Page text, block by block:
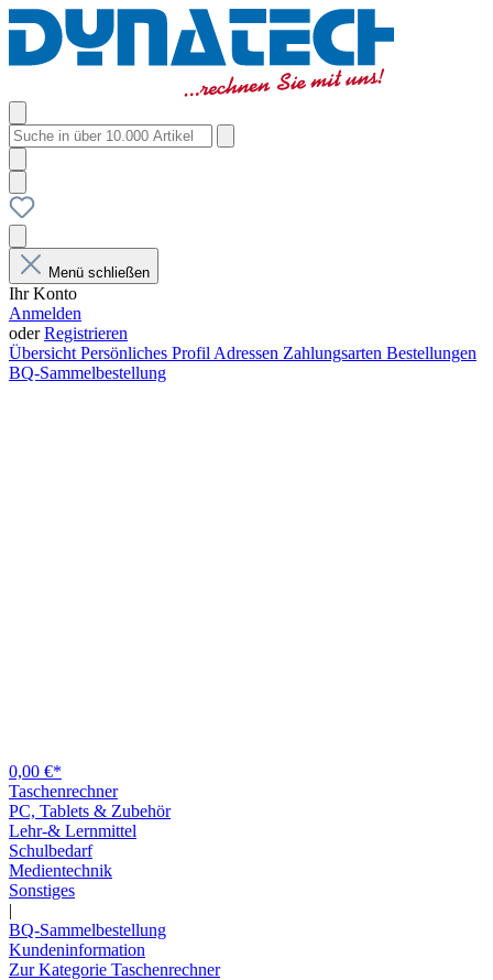
Menü schließen
Ihr Konto
Anmelden
oderRegistrieren
Übersicht Persönliches Profil Adressen Zahlungsarten Bestellungen
BQ-Sammelbestellung
0,00 €*
Taschenrechner
PC, Tablets & Zubehör
Lehr-& Lernmittel
Schulbedarf
Medientechnik
Sonstiges
|
BQ-Sammelbestellung
Kundeninformation
Zur Kategorie Taschenrechner